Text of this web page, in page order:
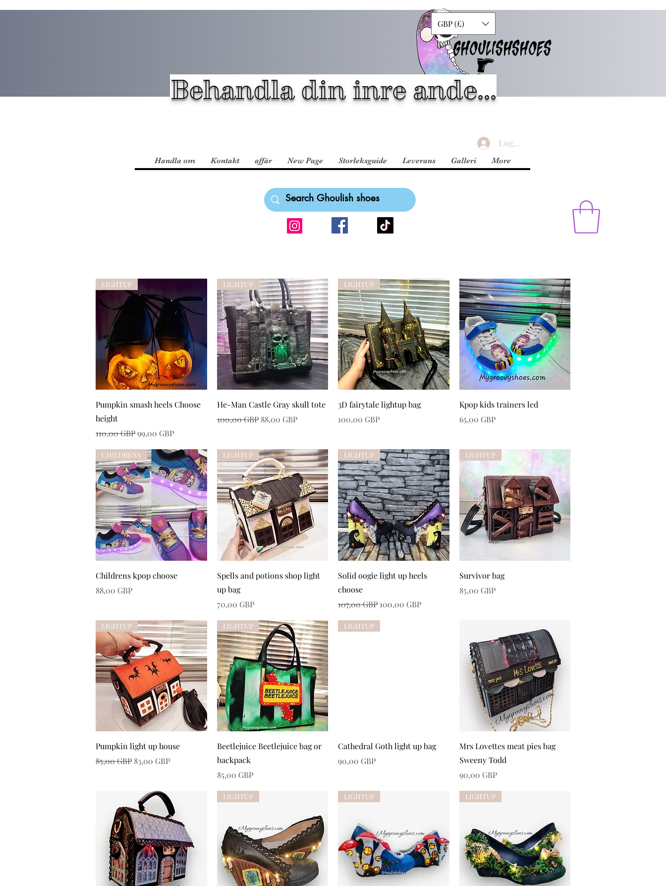
GHOULISHSHOES
Behandla din inre ande...
GBP (£)
Logga in
Handla om Kontakt affär New Page Storleksguide Leverans Galleri More
Snabbvisning
LIGHTUP
Pumpkin smash heels Choose
height
Ordinarie pris
110,00 GBPReapris
99,00 GBP
Snabbvisning
LIGHTUP
He-Man Castle Gray skull tote
Ordinarie pris
100,00 GBP Reapris
88,00 GBP
Snabbvisning
LIGHTUP
3D fairytale lightup bag
Pris
100,00 GBP
Snabbvisning
Kpop kids trainers led
Pris
65,00 GBP
Snabbvisning
CHILDRENS
Childrens kpop choose
Pris
88,00 GBP
Snabbvisning
LIGHTUP
Spells and potions shop light
up bag
Pris
70,00 GBP
Snabbvisning
LIGHTUP
Solid oogie light up heels
choose
Ordinarie pris
107,00 GBP Reapris
100,00 GBP
Snabbvisning
LIGHTUP
Survivor bag
Pris
85,00 GBP
Snabbvisning
LIGHTUP
Pumpkin light up house
Ordinarie pris
85,00 GBP Reapris
83,00 GBP
Snabbvisning
LIGHTUP
Beetlejuice Beetlejuice bag or
backpack
Pris
85,00 GBP
Snabbvisning
LIGHTUP
Cathedral Goth light up bag
Pris
90,00 GBP
Snabbvisning
Mrs Lovettes meat pies bag
Sweeny Todd
Pris
90,00 GBP
LIGHTUP LIGHTUP LIGHTUP